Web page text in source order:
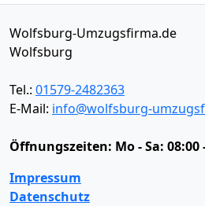
Wolfsburg-Umzugsfirma.de
Wolfsburg
Tel.: 01579-2482363
E-Mail: info@wolfsburg-
Öffnungszeiten: Mo - Sa:
Impressum
Datenschutz